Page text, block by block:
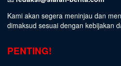
Kami akan segera meninjau dan
dimaksud sesuai dengan kebijakan
PENTING!